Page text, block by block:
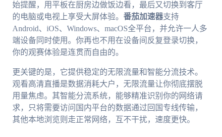
始提醒，用平板在厨房边做饭边看，最后又切换到客厅
的电脑或电视上享受大屏体验。 番茄加速器支持
Android、iOS、Windows、macOS全平台，并允许一人多
端设备同时使用。你再也不用在设备间反复登录切换，
你的观赛体验是连贯而自由的。
更关键的是，它提供稳定的无限流量和智能分流技术。
观看高清直播是数据消耗大户，无限流量让你彻底摆脱
用量焦虑。其智能分流系统，能够精准识别你的网络请
求，只将需要访问国内平台的数据通过回国专线传输，
其他本地浏览则走正常网络，互不干扰，速度更快。